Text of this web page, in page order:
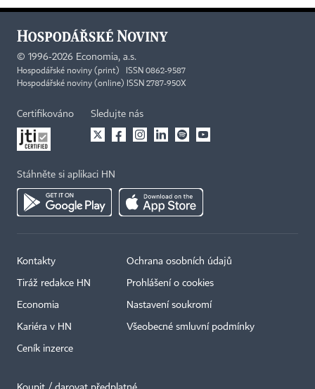
© 1996-2026 Economia, a.s.
Hospodářské noviny (print) ISSN 0862-9587
Hospodářské noviny (online) ISSN 2787-950X
Certifikováno Sledujte nás
Stáhněte si aplikaci HN
Kontakty
Tiráž redakce HN
Economia
Kariéra v HN
Ceník inzerce
Ochrana osobních údajů
Prohlášení o cookies
Nastavení soukromí
Všeobecné smluvní podmínky